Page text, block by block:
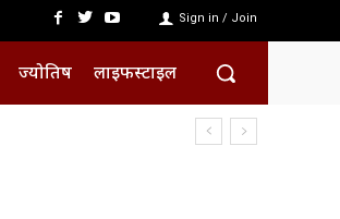
Sign in / Join
ज्योतिष लाइफस्टाइल